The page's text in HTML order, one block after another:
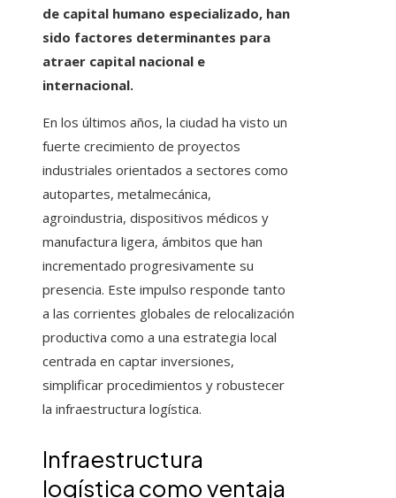
de capital humano especializado, han
sido factores determinantes para
atraer capital nacional e
internacional.
En los últimos años, la ciudad ha visto un
fuerte crecimiento de proyectos
industriales orientados a sectores como
autopartes, metalmecánica,
agroindustria, dispositivos médicos y
manufactura ligera, ámbitos que han
incrementado progresivamente su
presencia. Este impulso responde tanto
a las corrientes globales de relocalización
productiva como a una estrategia local
centrada en captar inversiones,
simplificar procedimientos y robustecer
la infraestructura logística.
Infraestructura
logística como ventaja